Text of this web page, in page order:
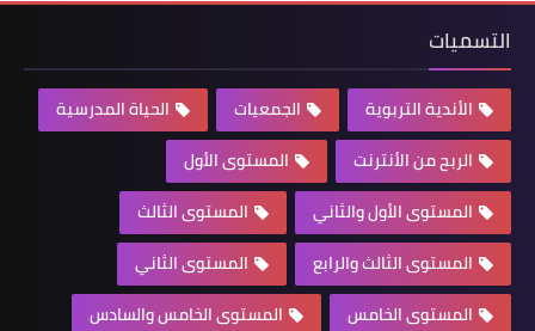
التسميات
الأندية التربوية الجمعيات
الحياة المدرسية
الربح من الأنترنت
المستوى الأول
المستوى الأول والثاني
المستوى الثالث
المستوى الثالث والرابع
المستوى الثاني
المستوى الخامس
المستوى الخامس والسادس